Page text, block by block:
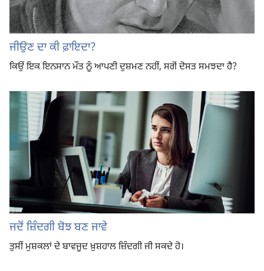
ਜੀਉਣ ਦਾ ਕੀ ਫ਼ਾਇਦਾ?
ਕਿਉਂ ਇਕ ਇਨਸਾਨ ਮੌਤ ਨੂੰ ਆਪਣੀ ਦੁਸ਼ਮਣ ਨਹੀਂ, ਸਗੋਂ ਦੋਸਤ ਸਮਝਦਾ ਹੈ?
ਜਦੋਂ ਜ਼ਿੰਦਗੀ ਬੋਝ ਬਣ ਜਾਵੇ
ਤੁਸੀਂ ਮੁਸ਼ਕਲਾਂ ਦੇ ਬਾਵਜੂਦ ਖ਼ੁਸ਼ਹਾਲ ਜ਼ਿੰਦਗੀ ਜੀ ਸਕਦੇ ਹੋ।